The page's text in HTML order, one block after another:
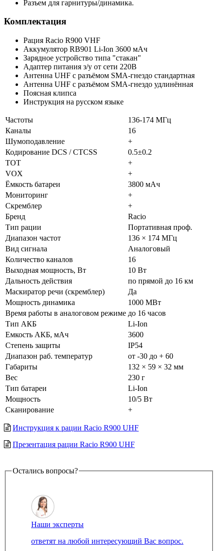
Разъем для гарнитуры/динамика.
Комплектация
Рация Racio R900 VHF
Аккумулятор RB901 Li-Ion 3600 мАч
Зарядное устройство типа "стакан"
Адаптер питания з/у от сети 220В
Антенна UHF с разъёмом SMA-гнездо стандартная
Антенна UHF с разъёмом SMA-гнездо удлинённая
Поясная клипса
Инструкция на русском языке
Частоты
136-174 МГц
Каналы
16
Шумоподавление
+
Кодирование DCS / CTCSS
0.5±0.2
TOT
+
VOX
+
Ёмкость батареи
3800 мАч
Мониторинг
+
Скремблер
+
Бренд
Racio
Тип рации
Портативная проф.
Диапазон частот
136 × 174 МГц
Вид сигнала
Аналоговый
Количество каналов
16
Выходная мощность, Вт
10 Вт
Дальность действия
по прямой до 16 км
Маскиратор речи (скремблер)
Да
Мощность динамика
1000 МВт
Время работы в аналоговом режиме до 16 часов
Тип АКБ
Li-Ion
Емкость АКБ, мАч
3600
Степень защиты
IP54
Диапазон раб. температур
от -30 до + 60
Габариты
132 × 59 × 32 мм
Вес
230 г
Тип батареи
Li-Ion
Мощность
10/5 Вт
Сканирование
+
Инструкция к рации Racio R900 UHF
Презентация рации Racio R900 UHF
Остались вопросы?
Наши эксперты
ответят на любой интересующий Вас вопрос.